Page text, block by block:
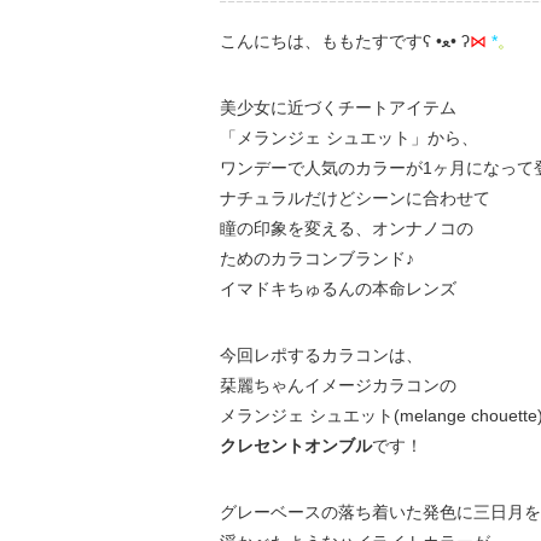
こんにちは、ももたすですʕ •ﻌ• ʔ⋈ *。
美少女に近づくチートアイテム
「メランジェ シュエット」から、
ワンデーで人気のカラーが1ヶ月になって
ナチュラルだけどシーンに合わせて
瞳の印象を変える、オンナノコの
ためのカラコンブランド♪
イマドキちゅるんの本命レンズ
今回レポするカラコンは、
栞麗ちゃんイメージカラコンの
メランジェ シュエット(melange
クレセントオンブルです！
グレーベースの落ち着いた発色に三日月を